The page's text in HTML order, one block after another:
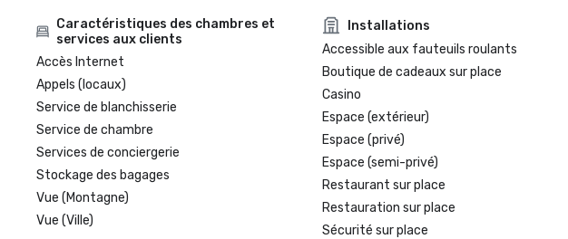
Caractéristiques des chambres et
services aux clients
Accès Internet
Appels (locaux)
Service de blanchisserie
Service de chambre
Services de conciergerie
Stockage des bagages
Vue (Montagne)
Vue (Ville)
Installations
Accessible aux fauteuils roulants
Boutique de cadeaux sur place
Casino
Espace (extérieur)
Espace (privé)
Espace (semi-privé)
Restaurant sur place
Restauration sur place
Sécurité sur place